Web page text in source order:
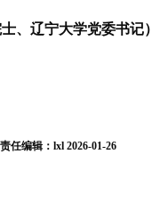
、辽宁大学党委书记）
任编辑：lxl 2026-01-26